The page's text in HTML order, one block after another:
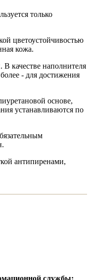
только
цветоустойчивостью
кожа.
качестве наполнителя
- для достижения
основе,
устанавливаются по
антипиренами,
службы: